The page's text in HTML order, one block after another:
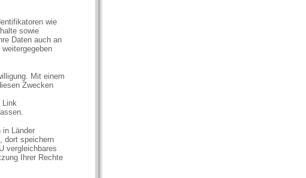
wie
sowie
Daten auch an
Mit einem
Zwecken
Link
in Länder
dort speichern
vergleichbares
Ihrer Rechte